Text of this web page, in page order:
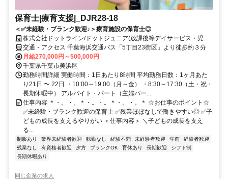
保育士|療育支援|_DJR28-18
＜✅未経験・ブランク歓迎♪＞療育施設の保育士◎
株式会社ドットライン/ドットジュニア(放課後等デイサービス・児童
発達支援) 真砂第1教室
交通・アクセス 千葉海浜交通バス「5丁目23街区」より徒歩約３分
月給270,000円～500,000円
千葉県千葉市美浜区
勤務時間詳細 実働時間：1日あたり8時間 平均勤務日数：1ヶ月あた
り21日 〜 22日 ・10:00～19:00（月～金） ・8:30～17:30（土・祝・
長期休暇中） アルバイト・パート（主婦パー...
仕事内容 ＊・。・。＊・。・。＊・。・。＊ ☆お仕事のポイント☆
✅未経験・ブランク歓迎の保育士 ✅残業ほぼなしで働きやすい◎ ✅子
どもの成長を支えるやりがい ＜仕事内容＞ ＼子どもの成長を支え
る...
制服あり 業界未経験者歓迎 転勤なし 経験不問 未経験者歓迎 午前
経験者歓迎
残業なし
有資格者歓迎 夕方 ブランクOK 育休あり 長期歓迎
シフト制
長期休暇あり
同じ企業の求人